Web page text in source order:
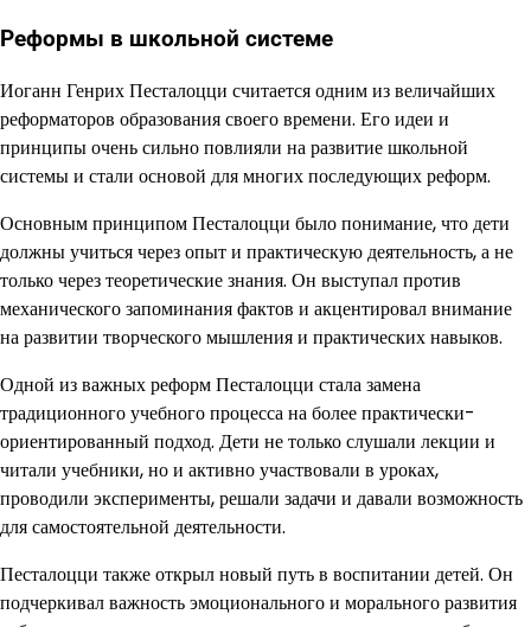
Реформы в школьной системе
Иоганн Генрих Песталоцци считается одним из величайших
реформаторов образования своего времени. Его идеи и
принципы очень сильно повлияли на развитие школьной
системы и стали основой для многих последующих реформ.
Основным принципом Песталоцци было понимание, что дети
должны учиться через опыт и практическую деятельность, а не
только через теоретические знания. Он выступал против
механического запоминания фактов и акцентировал внимание
на развитии творческого мышления и практических навыков.
Одной из важных реформ Песталоцци стала замена
традиционного учебного процесса на более практически-
ориентированный подход. Дети не только слушали лекции и
читали учебники, но и активно участвовали в уроках,
проводили эксперименты, решали задачи и давали возможность
для самостоятельной деятельности.
Песталоцци также открыл новый путь в воспитании детей. Он
подчеркивал важность эмоционального и морального развития